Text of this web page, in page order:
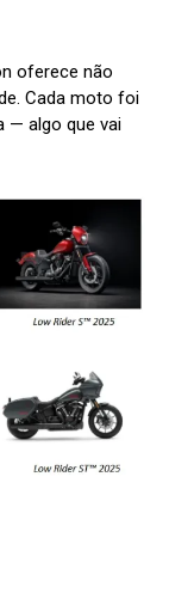
oferece não
Cada moto foi
— algo que vai